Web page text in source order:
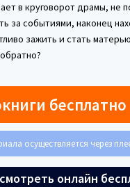
в круговорот драмы, не
за событиями, наконец
зажить и стать
бесплатно
осуществляется через
онлайн